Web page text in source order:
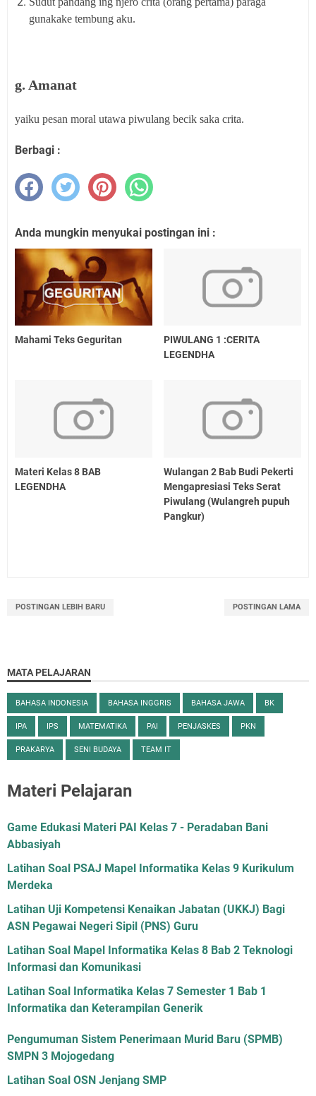
gunakake tembung aku.
g. Amanat
yaiku pesan moral utawa piwulang becik saka crita.
Berbagi :
Anda mungkin menyukai postingan ini :
Mahami Teks Geguritan
PIWULANG 1 :CERITA
LEGENDHA
Materi Kelas 8 BAB
LEGENDHA
Wulangan 2 Bab Budi Pekerti
Mengapresiasi Teks Serat
Piwulang (Wulangreh pupuh
Pangkur)
POSTINGAN LEBIH BARU POSTINGAN LAMA
MATA PELAJARAN
BAHASA INDONESIA BAHASA INGGRIS BAHASA JAWA BK
IPA IPS MATEMATIKA PAI PENJASKES PKN
PRAKARYA SENI BUDAYA TEAM IT
Materi Pelajaran
Game Edukasi Materi PAI Kelas 7 - Peradaban Bani
Abbasiyah
Latihan Soal PSAJ Mapel Informatika Kelas 9 Kurikulum
Merdeka
Latihan Uji Kompetensi Kenaikan Jabatan (UKKJ) Bagi
ASN Pegawai Negeri Sipil (PNS) Guru
Latihan Soal Mapel Informatika Kelas 8 Bab 2 Teknologi
Informasi dan Komunikasi
Latihan Soal Informatika Kelas 7 Semester 1 Bab 1
Informatika dan Keterampilan Generik
Pengumuman Sistem Penerimaan Murid Baru (SPMB)
SMPN 3 Mojogedang
Latihan Soal OSN Jenjang SMP